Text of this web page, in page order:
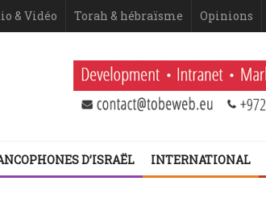
& Vidéo Torah & hébraïsme Opinions
D’ISRAËL INTERNATIONAL
fatigue historique juive face à l’injonction de faiblesse ?